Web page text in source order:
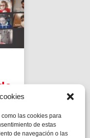
las cookies para
de estas
de navegación o las